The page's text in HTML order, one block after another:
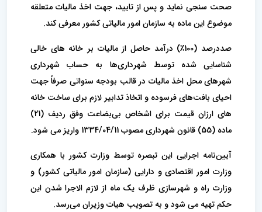
صحت سنجی نماید و پس از تایید، جهت اخذ مالیات متعلقه
موضوع این ماده به سازمان امور مالیاتی کشور معرفی کند.
صددرصد (100٪) درآمد حاصل از مالیات بر خانه های خالی
شناسایی شده توسط شهرداری‌ها به حساب شهرداری
شهرهای محل اخذ مالیات در قالب بودجه سنواتی صرفاً جهت
احیای بافت‌های فرسوده و اتخاذ تدابیر لازم برای ساخت خانه
های ارزان قیمت برای اشخاص بی‌بضاعت وفق ردیف (21)
ماده (55) قانون شهرداری مصوب 1334/04/11 واریز می شود.
آیین‌نامه اجرایی این تبصره توسط وزارت کشور با همکاری
وزارت امور اقتصادی و دارایی (سازمان امور مالیاتی کشور) و
وزارت راه و شهرسازی ظرف یک ماه از لازم الاجرا شدن این
حکم تهیه می شود و به تصویب هیات وزیران می‌رسد.